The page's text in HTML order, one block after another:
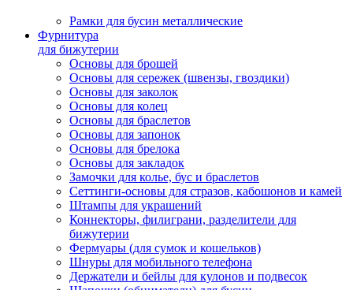
Рамки для бусин металлические
Фурнитура
для бижутерии
Основы для брошей
Основы для сережек (швензы, гвоздики)
Основы для заколок
Основы для колец
Основы для браслетов
Основы для запонок
Основы для брелока
Основы для закладок
Замочки для колье, бус и браслетов
Сеттинги-основы для стразов, кабошонов и камей
Штампы для украшений
Коннекторы, филиграни, разделители для
бижутерии
Фермуары (для сумок и кошельков)
Шнуры для мобильного телефона
Держатели и бейлы для кулонов и подвесок